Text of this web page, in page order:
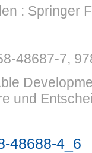
: Springer
48687-7,
und
48688-4_6